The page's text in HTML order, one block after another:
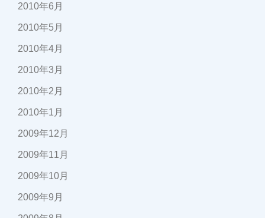
2010年6月
2010年5月
2010年4月
2010年3月
2010年2月
2010年1月
2009年12月
2009年11月
2009年10月
2009年9月